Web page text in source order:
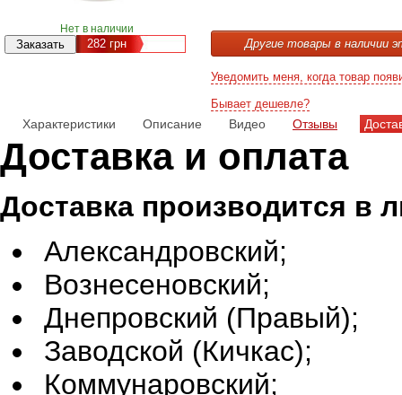
Нет в наличии
282грн Другие товары в наличии
Уведомить меня, когда товар
Бывает дешевле?
Характеристики Описание Видео Отзывы
Доставка и оплата
Доставка производится в
Александровский;
Вознесеновский;
Днепровский (Правый);
Заводской (Кичкас);
Коммунаровский;